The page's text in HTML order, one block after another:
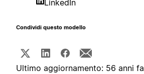
LinkedIn
Condividi questo modello
Ultimo aggiornamento: 56 anni fa